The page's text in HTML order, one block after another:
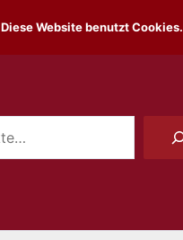
Diese Website benutzt Cookies.